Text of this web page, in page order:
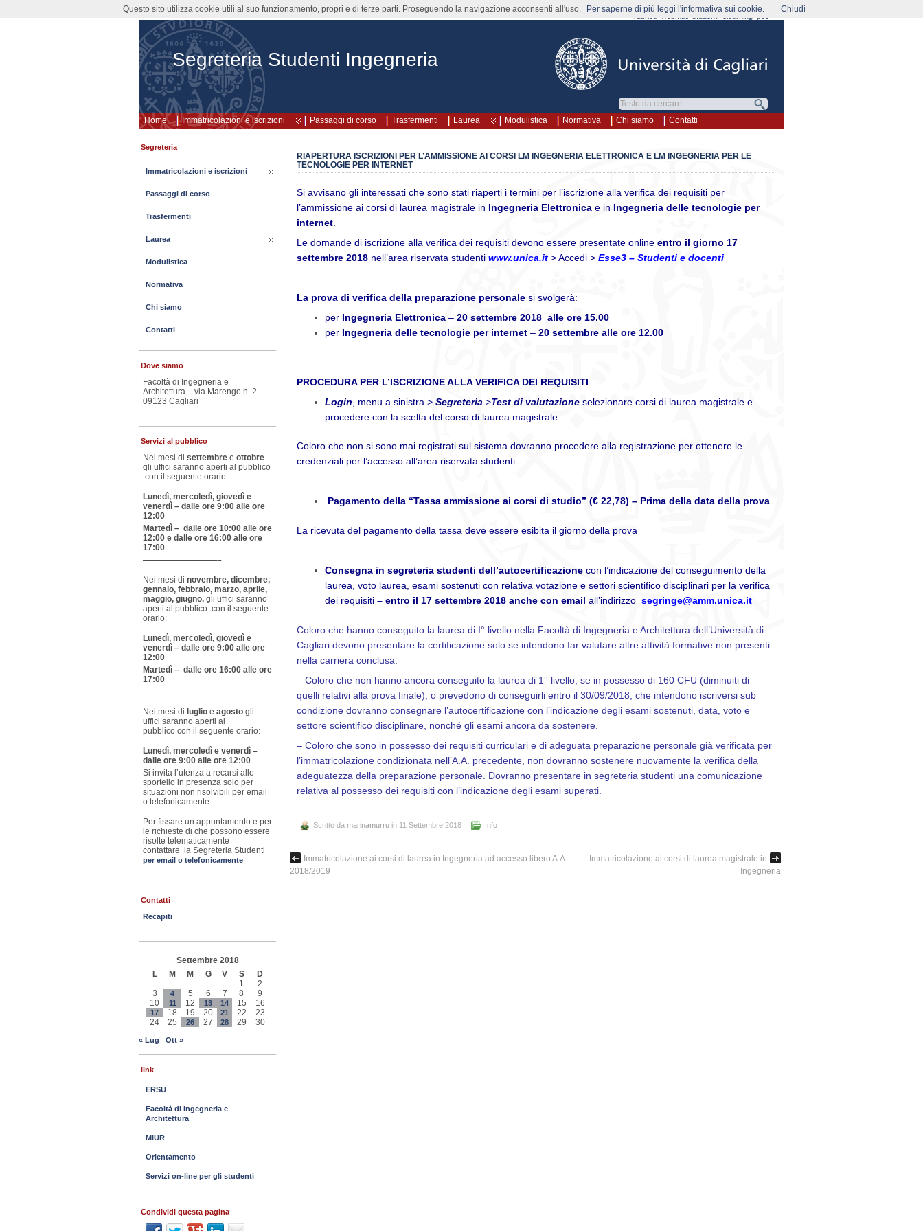
Segreteria Studenti Ingegneria
Home
rubrica webmail
Immatricolazioni e iscrizioni Passaggi di corso Trasfermenti Laurea Modulistica Normativa Chi siamo Contatti
RIAPERTURA ISCRIZIONI PER L’AMMISSIONE AI CORSI LM INGEGNERIA ELETTRONICA E LM INGEGNERIA PER LE
TECNOLOGIE PER INTERNET
Si avvisano gli interessati che sono stati riaperti i termini per l’iscrizione alla verifica dei requisiti per
l’ammissione ai corsi di laurea magistrale in Ingegneria Elettronica e in Ingegneria delle tecnologie per
internet
Le domande di iscrizione alla verifica dei requisiti devono essere presentate online entro il giorno 17
settembre 2018 nell’area riservata studenti www.unica.it > Accedi > Esse3 – Studenti e docenti
La prova di verifica della preparazione personale si svolgerà:
per Ingegneria Elettronica– 20 settembre 2018 alle ore 15.00
per Ingegneria delle tecnologie per internet– 20 settembre alle ore 12.00
PROCEDURA PER L’ISCRIZIONE ALLA VERIFICA DEI REQUISITI
Login , menu a sinistra > Segreteria >Test di valutazione selezionare corsi di laurea magistrale e
procedere con la scelta del corso di laurea magistrale.
Coloro che non si sono mai registrati sul sistema dovranno procedere alla registrazione per ottenere le
credenziali per l’accesso all’area riservata studenti.
Pagamento della “Tassa ammissione ai corsi di studio” (€ 22,78) – Prima della data della prova
La ricevuta del pagamento della tassa deve essere esibita il giorno della prova
Consegna in segreteria studenti dell’autocertificazione con l’indicazione del conseguimento della
laurea, voto laurea, esami sostenuti con relativa votazione e settori scientifico disciplinari per la verifica
dei requisiti – entro il 17 settembre 2018 anche con email all’indirizzo segringe@amm.unica.it
Coloro che hanno conseguito la laurea di I° livello nella Facoltà di Ingegneria e Architettura dell’Università di
Cagliari devono presentare la certificazione solo se intendono far valutare altre attività formative non presenti
nella carriera conclusa.
– Coloro che non hanno ancora conseguito la laurea di 1° livello, se in possesso di 160 CFU (diminuiti di
quelli relativi alla prova finale), o prevedono di conseguirli entro il 30/09/2018, che intendono iscriversi sub
condizione dovranno consegnare l’autocertificazione con l’indicazione degli esami sostenuti, data, voto e
settore scientifico disciplinare, nonché gli esami ancora da sostenere.
– Coloro che sono in possesso dei requisiti curriculari e di adeguata preparazione personale già verificata per
l’immatricolazione condizionata nell’A.A. precedente, non dovranno sostenere nuovamente la verifica della
adeguatezza della preparazione personale. Dovranno presentare in segreteria studenti una comunicazione
relativa al possesso dei requisiti con l’indicazione degli esami superati.
Scritto da marinamurru in 11 Settembre 2018 Info
Immatricolazione ai corsi di laurea in Ingegneria ad accesso libero A.A.
2018/2019
Immatricolazione ai corsi di laurea magistrale in
Ingegneria
Segreteria
Immatricolazioni e iscrizioni
Passaggi di corso
Trasfermenti
Laurea
Modulistica
Normativa
Chi siamo
Contatti
Dove siamo
Facoltà di Ingegneria e
Architettura – via Marengo n. 2 –
09123 Cagliari
Servizi al pubblico
Nei mesi di settembre e ottobre
gli uffici saranno aperti al pubblico
con il seguente orario:
Lunedì, mercoledì, giovedì e
venerdì – dalle ore 9:00 alle ore
12:00
Martedì – dalle ore 10:00 alle ore
12:00 e dalle ore 16:00 alle ore
17:00
—————————–
Nei mesi di novembre, dicembre,
gennaio, febbraio, marzo, aprile,
maggio, giugno, gli uffici saranno
aperti al pubblico con il seguente
orario:
Lunedì, mercoledì, giovedì e
venerdì – dalle ore 9:00 alle ore
12:00
Martedì – dalle ore 16:00 alle ore
17:00
——————————-
Nei mesi di luglio e agosto gli
uffici saranno aperti al
pubblico con il seguente orario:
Lunedì, mercoledì e venerdì –
dalle ore 9:00 alle ore 12:00
Si invita l’utenza a recarsi allo
sportello in presenza solo per
situazioni non risolvibili per email
o telefonicamente
Per fissare un appuntamento e per
le richieste di che possono essere
risolte telematicamente
contattare la Segreteria Studenti
per email o telefonicamente
Contatti
Recapiti
Settembre 2018
L
M M G V S
D
1
2
3
4 5 6 7 8
9
10
11 12 13 14 15 16
17 18 19 20 21 22
23
24
25 26 27 28 29 30
« Lug Ott »
link
ERSU
Facoltà di Ingegneria e
Architettura
MIUR
Orientamento
Servizi on-line per gli studenti
Condividi questa pagina
Questo sito utilizza cookie utili al suo funzionamento, propri e di terze parti. Proseguendo la navigazione acconsenti all'uso. Per saperne di più leggi l'informativa sui cookie. Chiudi